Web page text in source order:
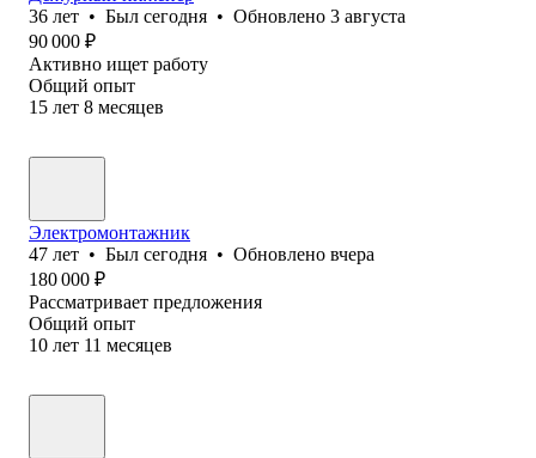
36 лет • Был сегодня • Обновлено 3 августа
90 000 ₽
Активно ищет работу
Общий опыт
15 лет 8 месяцев
Электромонтажник
47 лет • Был сегодня • Обновлено вчера
180 000 ₽
Рассматривает предложения
Общий опыт
10 лет 11 месяцев